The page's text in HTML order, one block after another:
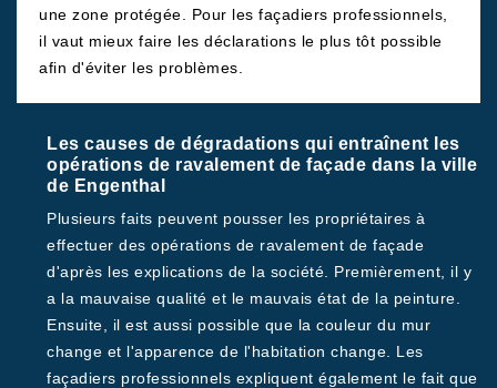
une zone protégée. Pour les façadiers professionnels,
il vaut mieux faire les déclarations le plus tôt possible
afin d'éviter les problèmes.
Les causes de dégradations qui entraînent les
opérations de ravalement de façade dans la ville
de Engenthal
Plusieurs faits peuvent pousser les propriétaires à
effectuer des opérations de ravalement de façade
d'après les explications de la société. Premièrement, il y
a la mauvaise qualité et le mauvais état de la peinture.
Ensuite, il est aussi possible que la couleur du mur
change et l'apparence de l'habitation change. Les
façadiers professionnels expliquent également le fait que